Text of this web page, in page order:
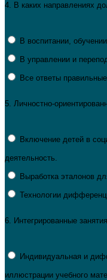
4. В каких направлениях
В воспитании, обучении
В управлении и
Все ответы правильные
5. Личностно-
Включение детей в
деятельность.
Выработка эталонов
Технологии
6. Интегрированные занятия
Индивидуальная и
иллюстрации учебного